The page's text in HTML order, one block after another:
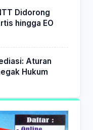
Didorong
hingga EO
Aturan
Hukum